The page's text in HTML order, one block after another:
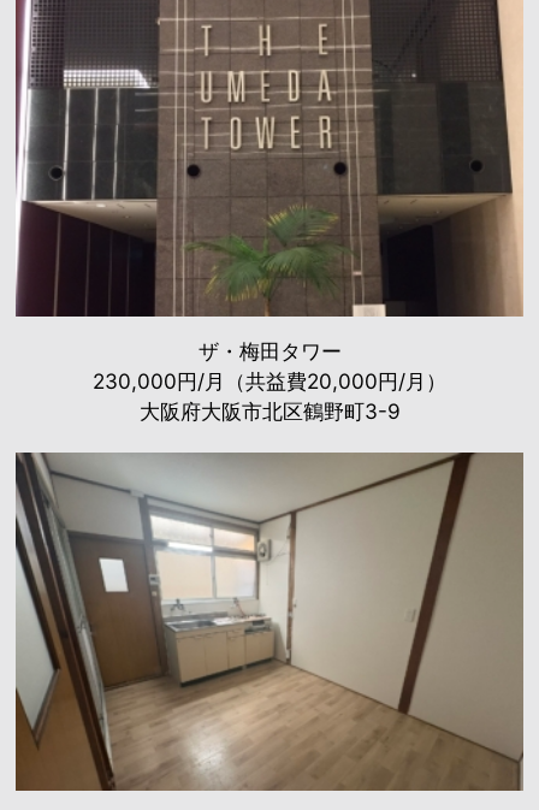
ザ・梅田タワー
230,000円/月（共益費20,000円/月）
大阪府大阪市北区鶴野町3-9